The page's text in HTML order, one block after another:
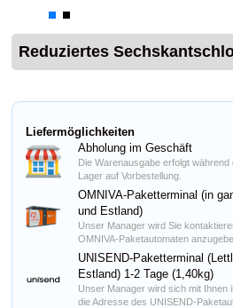
Reduziertes
Liefermöglichkeiten
Abholung im Geschäft
Die Warenausgabe erfolgt
Lager auf Vorbestellung.
OMNIVA-Paketterminal (in
und Estland)
Unser Manager wird Sie
OMNIVA-Paketautomaten
UNISEND-Paketterminal
Estland) 1-2 Tage (1,40kg)
Unser Manager wird sich mit Ihnen
die Adresse des UNISEND-